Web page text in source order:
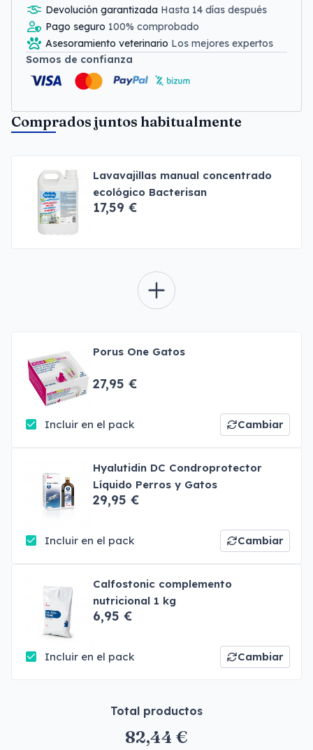
Devolución garantizada Hasta 14 días después
Pago seguro 100% comprobado
Asesoramiento veterinario Los mejores expertos
Somos de confianza
Comprados juntos habitualmente
Lavavajillas manual concentrado
ecológico Bacterisan
17,59 €
Porus One Gatos
27,95 €
Incluir en el pack Cambiar
Hyalutidin DC Condroprotector
Líquido Perros y Gatos
29,95 €
Incluir en el pack Cambiar
Calfostonic complemento
nutricional 1 kg
6,95 €
Incluir en el pack Cambiar
Total productos
82,44 €